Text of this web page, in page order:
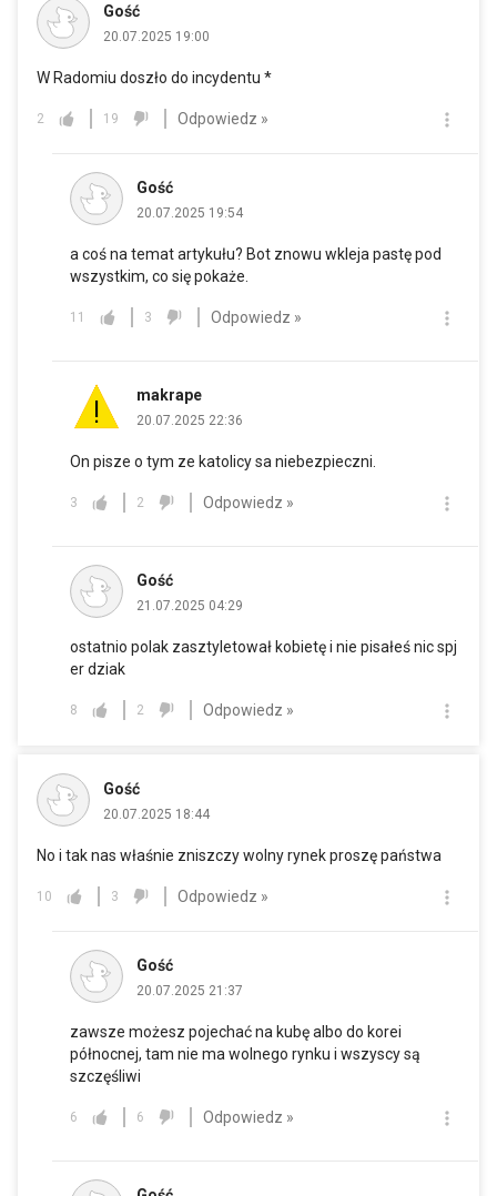
Gość
20.07.2025 19:00
W Radomiu doszło do incydentu *
2 19 Odpowiedz »
Gość
20.07.2025 19:54
a coś na temat artykułu? Bot znowu wkleja pastę pod
wszystkim, co się pokaże.
11 3 Odpowiedz »
makrape
20.07.2025 22:36
On pisze o tym ze katolicy sa niebezpieczni.
3 2 Odpowiedz »
Gość
21.07.2025 04:29
ostatnio polak zasztyletował kobietę i nie pisałeś nic spj
er dziak
8 2 Odpowiedz »
Gość
20.07.2025 18:44
No i tak nas właśnie zniszczy wolny rynek proszę państwa
10 3 Odpowiedz »
Gość
20.07.2025 21:37
zawsze możesz pojechać na kubę albo do korei
północnej, tam nie ma wolnego rynku i wszyscy są
szczęśliwi
6 6 Odpowiedz »